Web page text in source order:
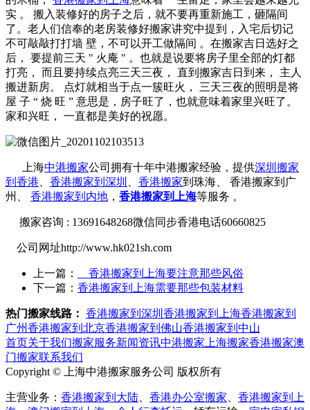
实 。 搬入装修好的房子之后，就不要再重新施工，砸隔间
了。老人们信奉的老房装修好搬家讲究中提到，入宅后切记
不可敲敲打打墙 壁，不可以开工做隔间 。在搬家吉日选好之
后， 要提前三天 " 火庵 " 。也就是说要将房子里全部的灯都
打亮， 而且要持续点亮三天三夜， 直到搬家吉日到来， 主人
搬进新房。 点灯就相当于点一簇旺火， 三天三夜的照明是将
屋 子 “ 烧 旺 ” 意思是，房子旺了，也就意味着家里兴旺了。
家和兴旺， 一直都是美好的祝愿。
上海中港搬家公司拥有十年中港搬家经验，提供深圳搬家
到香港
香港搬家到深圳 香港搬家到珠海、 香港搬家到广
州、 香港搬家到内地 ， 香港搬家到上海等服务 。
搬家咨询 : 13691648268微信同步香港电话60660825
公司网址http://www.hk021sh.com
上一篇：
香港搬家到上海要注意那些风俗
下一篇： 香港搬家到上海需要那些包装材料
热门搬家线路： 香港搬家到深圳 香港搬家到上海香港搬家到
广州香港搬家到北京香港搬家到佛山香港搬家到中山
首页关于我们搬家服务新闻资讯中港搬家 上海搬家香港搬家澳
门搬家联系我们
Copyright © 上海中港搬家服务公司 版权所有
主营业务： 香港搬家到大陆 香港办公室搬家
香港搬家到上